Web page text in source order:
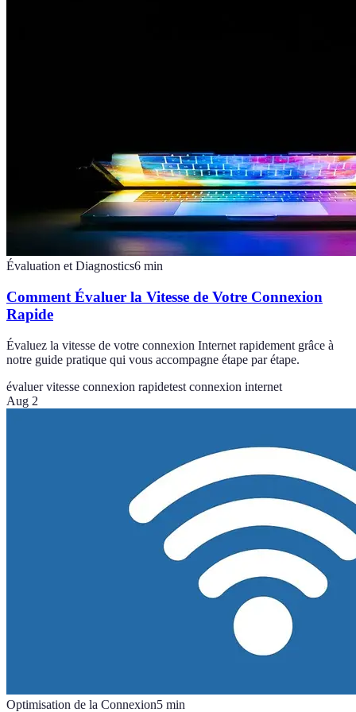
Évaluation et Diagnostics6 min
Comment Évaluer la Vitesse de Votre Connexion
Rapide
Évaluez la vitesse de votre connexion Internet rapidement grâce à
notre guide pratique qui vous accompagne étape par étape.
évaluer vitesse connexion rapidetest connexion internet
Aug 2
Optimisation de la Connexion5 min